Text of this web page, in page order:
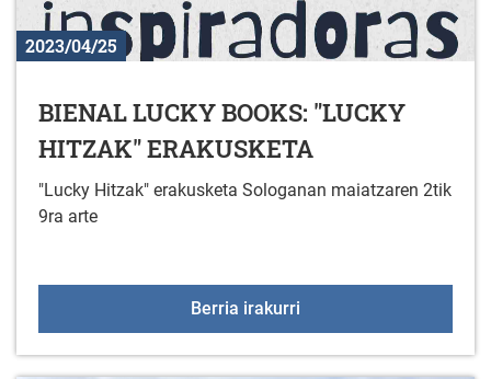
2023/04/25
BIENAL LUCKY BOOKS: "LUCKY
HITZAK" ERAKUSKETA
"Lucky Hitzak" erakusketa Sologanan maiatzaren 2tik
9ra arte
Berria irakurri